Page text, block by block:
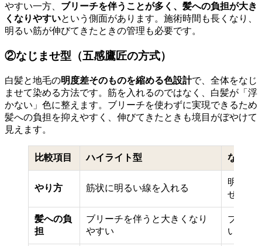
やすい一方、 ブリーチを伴うことが多く、髪への負担が大き
くなりやすいという側面があります。施術時間も長くなり、
明るい筋が伸びてきたときの管理も必要です。
②なじませ型（五感鷹匠の方式）
白髪と地毛の明度差そのものを縮める色設計で、全体をなじ
ませて染める方法です。筋を入れるのではなく、白髪が「浮
かない」色に整えます。ブリーチを使わずに実現できるため
髪への負担を抑えやすく、伸びてきたときも境目がぼやけて
見えます。
比較項目 ハイライト型 なじま
やり方 筋状に明るい線を入れる
明度差
せる
髪への負
担
ブリーチを伴うと大きくなり
やすい
ブリー
い